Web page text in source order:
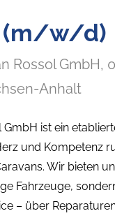
(m/w/d)
Rossol GmbH,
Anhalt
GmbH ist ein
und Kompetenz
Wir bieten
Fahrzeuge,
– über